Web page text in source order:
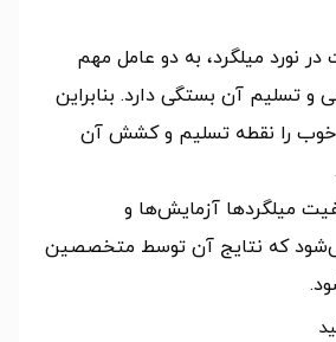
نورد میلگرد، به دو عامل مهم
تسلیم آن بستگی دارد. بنابراین
را نقطه تسلیم و کشش آن
میلگرد‌ها آزمایش‌ها و
که نتایج آن توسط متخصصین